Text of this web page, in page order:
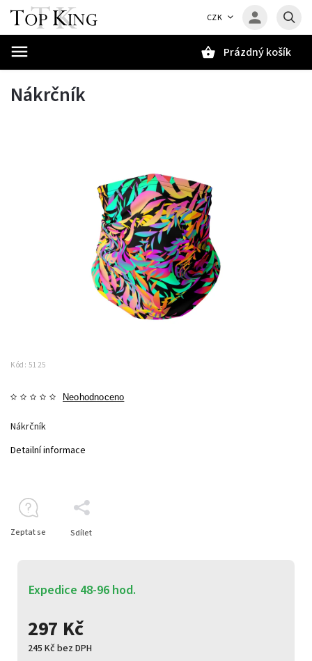
CZK
Prázdný košík
Nákrčník
Kód: 5125
Neohodnoceno
297 Kč
245 Kč bez DPH
Expedice 48-96 hod.
Nákrčník
Detailní informace
Zeptat se Sdílet